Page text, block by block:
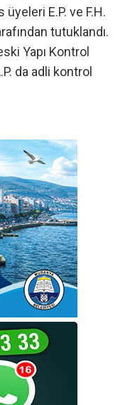
E.P. ve F.H.
tutuklandı.
Yapı Kontrol
da adli kontrol